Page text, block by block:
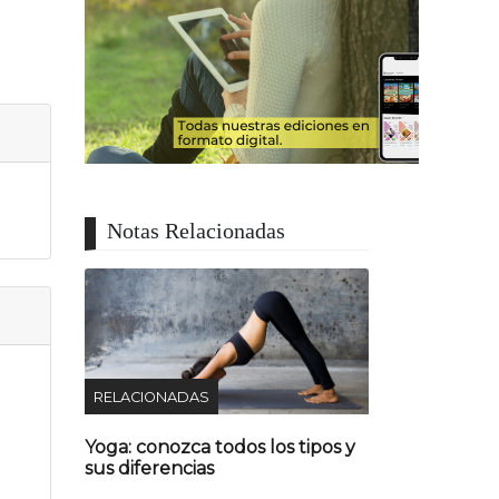
Notas Relacionadas
RELACIONADAS
Yoga: conozca todos los tipos y
sus diferencias